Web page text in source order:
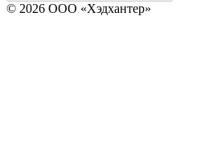
© 2026 ООО «Хэдхантер»